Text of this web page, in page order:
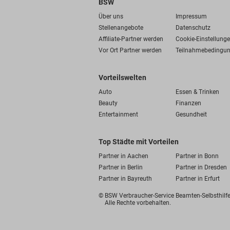
BSW
Über uns
Impressum
Stellenangebote
Datenschutz
Affiliate-Partner werden
Cookie-
Vor Ort Partner werden
Vorteilswelten
Auto
Essen & Trinken
Beauty
Finanzen
Entertainment
Gesundheit
Top Städte mit Vorteilen
Partner in Aachen
Partner in Bonn
Partner in Berlin
Partner in Dresden
Partner in Bayreuth
Partner in Erfurt
© BSW Verbraucher-Service Beamten-
Alle Rechte vorbehalten.